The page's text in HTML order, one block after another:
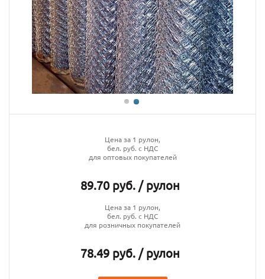
Цена за 1 рулон,
бел. руб. с НДС
для оптовых покупателей
89.70 руб. / рулон
Цена за 1 рулон,
бел. руб. с НДС
для розничных покупателей
78.49 руб. / рулон